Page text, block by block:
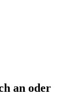
an oder